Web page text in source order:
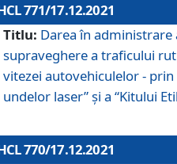
771/17.12.2021
Titlu: Darea în
supraveghere a traficului
vitezei autovehiculelor -
undelor laser” și a “Kitului
770/17.12.2021